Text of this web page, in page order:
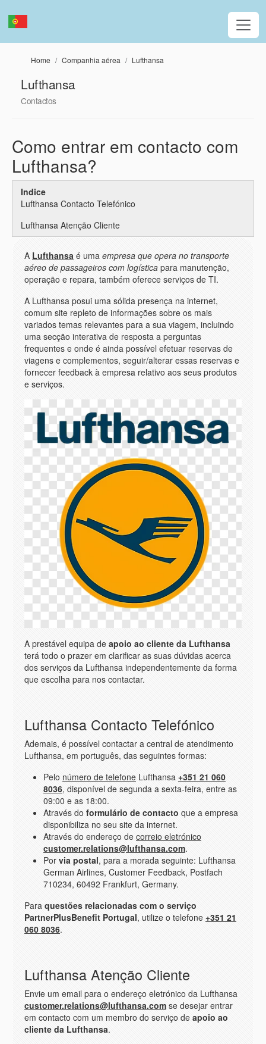
Home Companhia aérea Lufthansa
Lufthansa
Contactos
Como entrar em contacto com
Lufthansa?
Indice
Lufthansa Contacto Telefónico
Lufthansa Atenção Cliente
A Lufthansa é uma empresa que opera no transporte
aéreo de passageiros com logística para manutenção,
operação e repara, também oferece serviços de TI.
A Lufthansa posui uma sólida presença na internet,
comum site repleto de informações sobre os mais
variados temas relevantes para a sua viagem, incluindo
uma secção interativa de resposta a perguntas
frequentes e onde é ainda possível efetuar reservas de
viagens e complementos, seguir/alterar essas reservas e
fornecer feedback à empresa relativo aos seus produtos
e serviços.
A prestável equipa de apoio ao cliente da Lufthansa
terá todo o prazer em clarificar as suas dúvidas acerca
dos serviços da Lufthansa independentemente da forma
que escolha para nos contactar.
Lufthansa Contacto Telefónico
Ademais, é possível contactar a central de atendimento
Lufthansa, em português, das seguintes formas:
Pelo número de telefone Lufthansa +351 21 060
8036, disponível de segunda a sexta-feira, entre as
09:00 e as 18:00.
Através do formulário de contacto que a empresa
disponibiliza no seu site da internet.
Através do endereço de correio eletrónico
customer.relations@lufthansa.com.
Por via postal, para a morada seguinte: Lufthansa
German Airlines, Customer Feedback, Postfach
710234, 60492 Frankfurt, Germany.
Para questões relacionadas com o serviço
PartnerPlusBenefit Portugal, utilize o telefone +351 21
060 8036.
Lufthansa Atenção Cliente
Envie um email para o endereço eletrónico da Lufthansa
customer.relations@lufthansa.com se desejar entrar
em contacto com um membro do serviço de apoio ao
cliente da Lufthansa.